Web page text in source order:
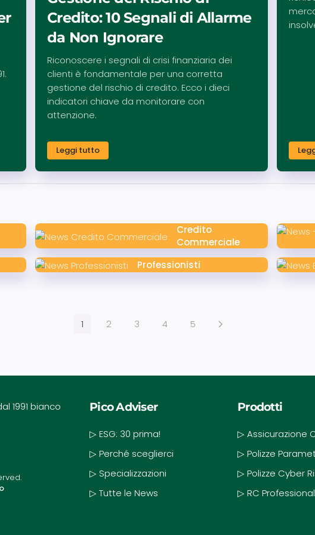
Credito: 10 Segnali di Allarme
da Non Ignorare
Riconoscere i segnali di crisi finanziaria dei
clienti è fondamentale per una corretta
gestione del rischio di credito. Ecco i dieci
indicatori chiave da monitorare con
attenzione.
Leggi tutto
Credito
Commerciale
Professionisti
1 2 3 4 5
Pico Adviser
▷ ESG: 30 prima!
▷ Perché sceglierci
▷ Specializzazioni
▷ Tutte le News
Prodotti
▷ Assicurazione
▷ Polizze
▷ Polizze Cyber
▷ RC